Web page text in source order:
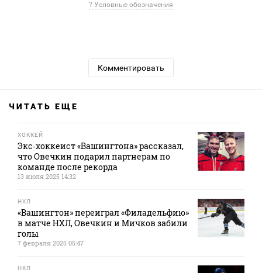
? Условные обозначения
Комментировать
ЧИТАТЬ ЕЩЕ
ХОККЕЙ
Экс‑хоккеист «Вашингтона» рассказал,
что Овечкин подарил партнерам по
команде после рекорда
13 июля 2025 14:32
НХЛ
«Вашингтон» переиграл «Филадельфию»
в матче НХЛ, Овечкин и Мичков забили
голы
7 февраля 2025 05:47
НХЛ